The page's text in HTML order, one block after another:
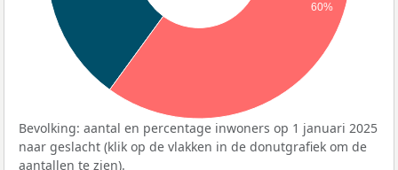
60%
Bevolking: aantal en percentage inwoners op 1 januari 2025
naar geslacht (klik op de vlakken in de donutgrafiek om de
aantallen te zien).